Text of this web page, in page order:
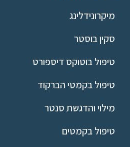
מיקרונידלינג
סקין בוסטר
טיפול בוטוקס דיספורט
טיפול בקמטי הברקוד
מילוי והדגשת סנטר
טיפול בקמטים